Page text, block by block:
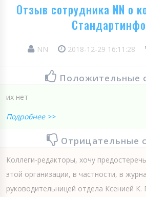
Отзыв сотрудника NN о
NN 2018-12-29 16:11:28
Положительные
их нет
Подробнее >>
Отрицательные
Коллеги-редакторы, хочу
этой организации, в частности, в
руководительницей отдела Ксенией